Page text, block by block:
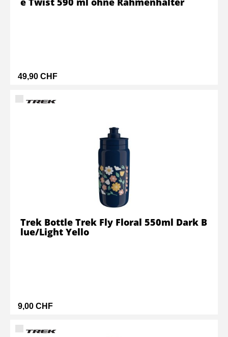
49,90 CHF
9,00 CHF
Trek Bottle Trek Fly Floral 550ml Dark B
lue/Light Yello